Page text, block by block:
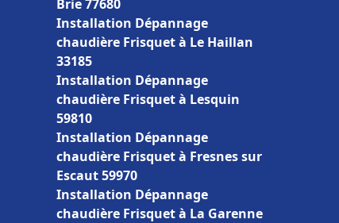
Brie 77680
Installation Dépannage
chaudière Frisquet à Le Haillan
33185
Installation Dépannage
chaudière Frisquet à Lesquin
59810
Installation Dépannage
chaudière Frisquet à Fresnes sur
Escaut 59970
Installation Dépannage
chaudière Frisquet à La Garenne